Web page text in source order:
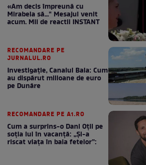
«Am decis împreună cu
Mirabela să..." Mesajul venit
acum. Mii de reactii INSTANT
RECOMANDARE PE
JURNALUL.RO
Investigație, Canalul Bala: Cum
au dispărut milioane de euro
pe Dunăre
RECOMANDARE PE A1.RO
Cum a surprins-o Dani Oțil pe
soția lui în vacanță: „Și-a
riscat viața în baia fetelor”: